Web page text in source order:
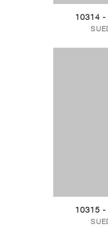
10314 -
10315 -